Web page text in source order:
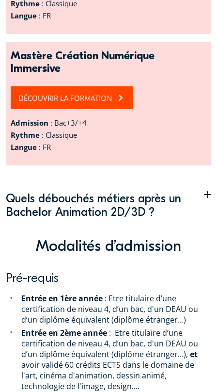
Rythme : Classique
Langue : FR
Mastère Création Numérique
Immersive
DÉCOUVRIR LA FORMATION
Admission : Bac+3/+4
Rythme : Classique
Langue : FR
Quels débouchés métiers après un
Bachelor Animation 2D/3D ?
+
Modalités d’admission
Pré-requis
Entrée en 1ère année : Etre titulaire d’une
certification de niveau 4, d’un bac, d'un DEAU ou
d’un diplôme équivalent (diplôme étranger…)
Entrée en 2ème année : Etre titulaire d’une
certification de niveau 4, d’un bac, d'un DEAU ou
d’un diplôme équivalent (diplôme étranger…), et
avoir validé 60 crédits ECTS dans le domaine de
l'art, cinéma d'animation, dessin animé,
technologie de l'image, design....